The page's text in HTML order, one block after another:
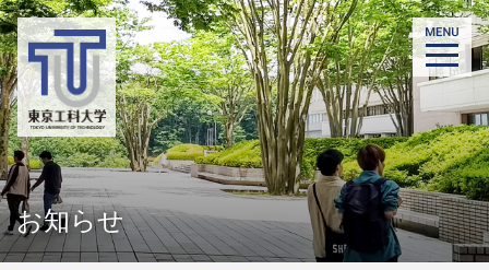
お知らせ